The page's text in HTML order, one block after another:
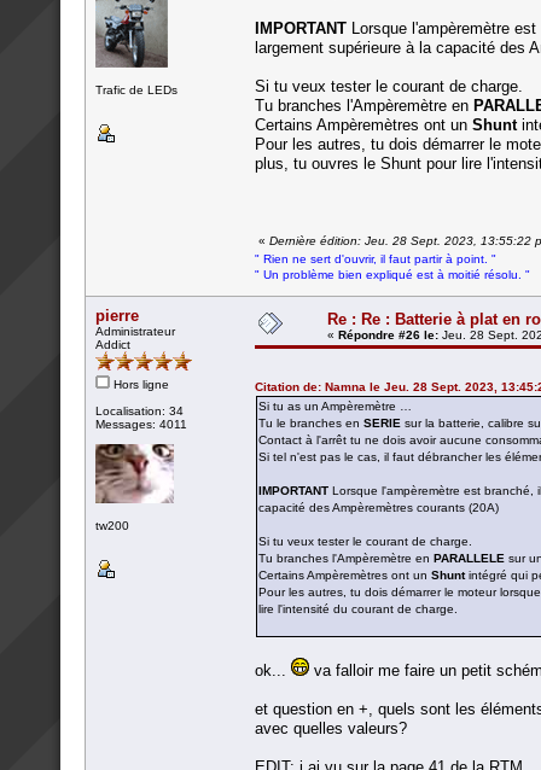
Trafic de LEDs
IMPORTANT Lorsque l'ampèremètre
largement supérieure à la capacité des
Si tu veux tester le courant de charge.
Tu branches l'Ampèremètre en
Certains Ampèremètres ont un Shunt
Pour les autres, tu dois démarrer le
plus, tu ouvres le Shunt pour lire
« Dernière édition: Jeu. 28 Sept. 2023, 13:55:22
" Rien ne sert d'ouvrir, il faut partir à point. "
" Un problème bien expliqué est à moitié résolu. "
pierre
Administrateur
Addict
Hors ligne
Localisation: 34
Messages: 4011
tw200
Re : Re : Batterie à plat en
« Répondre #26 le: Jeu. 28 Sept.
Citation de: Namna le Jeu. 28 Sept. 2023,
Si tu as un Ampèremètre …
Tu le branches en SERIE sur la batterie, calibre
Contact à l'arrêt tu ne dois avoir aucune
Si tel n'est pas le cas, il faut débrancher les
IMPORTANT Lorsque l'ampèremètre est branché,
capacité des Ampèremètres courants (20A)
Si tu veux tester le courant de charge.
Tu branches l'Ampèremètre en PARALLELE sur
Certains Ampèremètres ont un Shuntintégré qui
Pour les autres, tu dois démarrer le moteur
lire l'intensité du courant de charge.
ok... va falloir me faire un petit
et question en +, quels sont les
avec quelles valeurs?